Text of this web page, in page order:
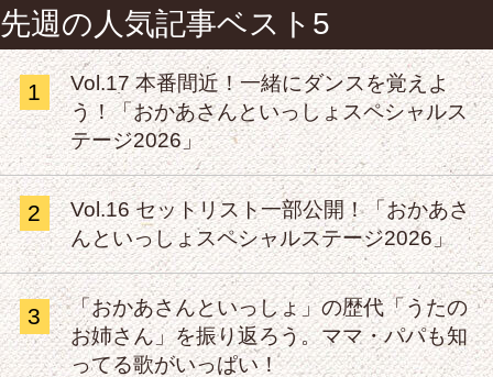
先週の人気記事ベスト5
1
Vol.17 本番間近！一緒にダンスを覚えよ
う！「おかあさんといっしょスペシャルス
テージ2026」
2
Vol.16 セットリスト一部公開！「おかあさ
んといっしょスペシャルステージ2026」
3
「おかあさんといっしょ」の歴代「うたの
お姉さん」を振り返ろう。ママ・パパも知
ってる歌がいっぱい！